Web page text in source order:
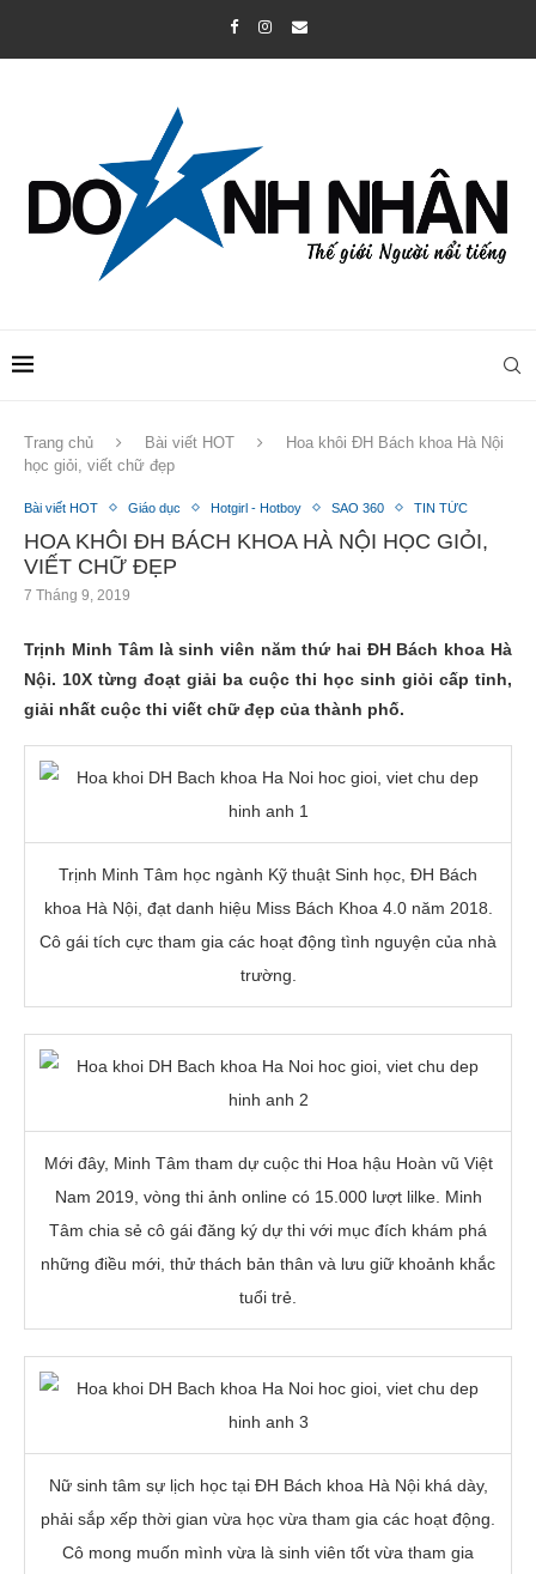
Trang chủ Bài viết HOT
Hoa khôi ĐH Bách khoa Hà Nội
học giỏi, viết chữ đẹp
Bài viết HOT Giáo dục Hotgirl - Hotboy SAO 360 TIN TỨC
HOA KHÔI ĐH BÁCH KHOA HÀ NỘI HỌC GIỎI,
VIẾT CHỮ ĐẸP
7 Tháng 9, 2019
Trịnh Minh Tâm là sinh viên năm thứ hai ĐH Bách khoa Hà
Nội. 10X từng đoạt giải ba cuộc thi học sinh giỏi cấp tỉnh,
giải nhất cuộc thi viết chữ đẹp của thành phố.
Trịnh Minh Tâm học ngành Kỹ thuật Sinh học, ĐH Bách
khoa Hà Nội, đạt danh hiệu Miss Bách Khoa 4.0 năm 2018.
Cô gái tích cực tham gia các hoạt động tình nguyện của nhà
trường.
Mới đây, Minh Tâm tham dự cuộc thi Hoa hậu Hoàn vũ Việt
Nam 2019, vòng thi ảnh online có 15.000 lượt lilke. Minh
Tâm chia sẻ cô gái đăng ký dự thi với mục đích khám phá
những điều mới, thử thách bản thân và lưu giữ khoảnh khắc
tuổi trẻ.
Nữ sinh tâm sự lịch học tại ĐH Bách khoa Hà Nội khá dày,
phải sắp xếp thời gian vừa học vừa tham gia các hoạt động.
Cô mong muốn mình vừa là sinh viên tốt vừa tham gia